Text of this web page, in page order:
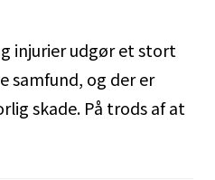
injurier udgør et stort
samfund, og der er
skade. På trods af at